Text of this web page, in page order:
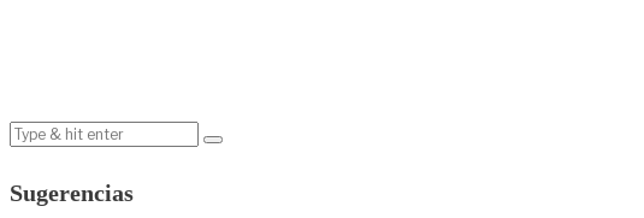
Sugerencias